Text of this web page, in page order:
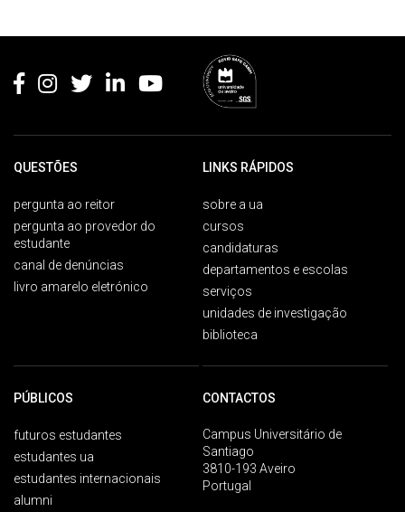
QUESTÕES
pergunta ao reitor
pergunta ao provedor do
estudante
canal de denúncias
livro amarelo eletrónico
LINKS RÁPIDOS
sobre a ua
cursos
candidaturas
departamentos e escolas
serviços
unidades de investigação
biblioteca
PÚBLICOS
futuros estudantes
estudantes ua
estudantes internacionais
alumni
CONTACTOS
Campus Universitário de
Santiago
3810-193 Aveiro
Portugal